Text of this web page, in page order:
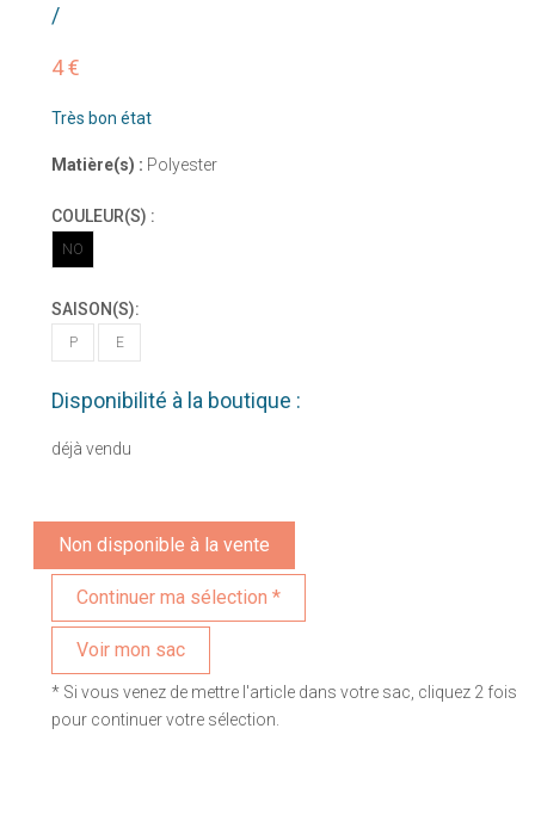
/
4 €
Très bon état
Matière(s) : Polyester
COULEUR(S) :
NO
SAISON(S):
P E
Disponibilité à la boutique :
déjà vendu
Non disponible à la vente
Voir mon sac
* Si vous venez de mettre l'article dans votre sac, cliquez 2 fois
pour continuer votre sélection.